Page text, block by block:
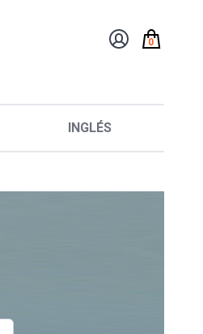
0
INGLÉS